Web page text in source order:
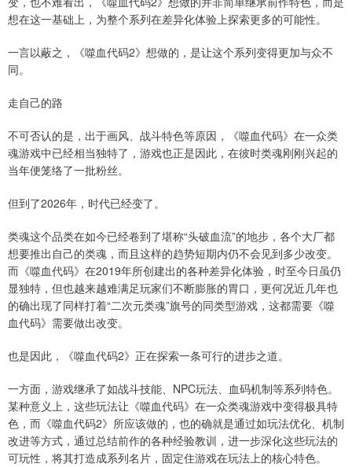
想在这一基础上，为整个系列在差异化体验上探索更多的可能性。
一言以蔽之，《噬血代码2》想做的，是让这个系列变得更加与众不
同。
走自己的路
不可否认的是，出于画风、战斗特色等原因，《噬血代码》在一众类
魂游戏中已经相当独特了，游戏也正是因此，在彼时类魂刚刚兴起的
当年便笼络了一批粉丝。
但到了2026年，时代已经变了。
类魂这个品类在如今已经卷到了堪称“头破血流”的地步，各个大厂都
想要推出自己的类魂，而且这样的趋势短期内仍不会见到多少改变。
而《噬血代码》在2019年所创建出的各种差异化体验，时至今日虽仍
显独特，但也越来越难满足玩家们不断膨胀的胃口，更何况近几年也
的确出现了同样打着“二次元类魂”旗号的同类型游戏，这都需要《噬
血代码》需要做出改变。
也是因此，《噬血代码2》正在探索一条可行的进步之道。
一方面，游戏继承了如战斗技能、NPC玩法、血码机制等系列特色。
某种意义上，这些玩法让《噬血代码》在一众类魂游戏中变得极具特
色，而《噬血代码2》所应该做的，也的确就是通过如玩法优化、机制
改进等方式，通过总结前作的各种经验教训，进一步深化这些玩法的
可玩性，将其打造成系列名片，固定住游戏在玩法上的核心特色。